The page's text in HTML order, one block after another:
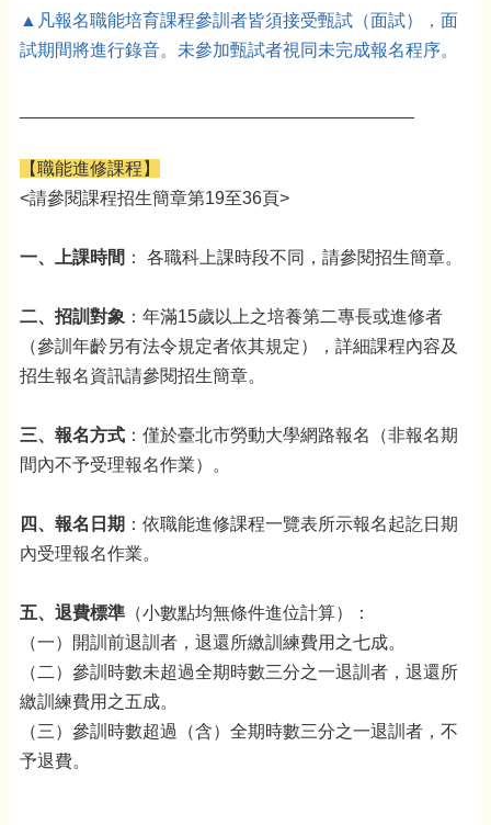
▲凡報名職能培育課程參訓者皆須接受甄試（面試），面
試期間將進行錄音。未參加甄試者視同未完成報名程序。
【職能進修課程】
<請參閱課程招生簡章第19至36頁>
一、上課時間 ： 各職科上課時段不同，請參閱招生簡章。
二、招訓對象 ：年滿15歲以上之培養第二專長或進修者
（參訓年齡另有法令規定者依其規定），詳細課程內容及
招生報名資訊請參閱招生簡章。
三、報名方式 ：僅於臺北市勞動大學網路報名（非報名期
間內不予受理報名作業）。
四、報名日期 ：依職能進修課程一覽表所示報名起訖日期
內受理報名作業。
五、退費標準 （小數點均無條件進位計算）：
（一）開訓前退訓者，退還所繳訓練費用之七成。
（二）參訓時數未超過全期時數三分之一退訓者，退還所
繳訓練費用之五成。
（三）參訓時數超過（含）全期時數三分之一退訓者，不
予退費。